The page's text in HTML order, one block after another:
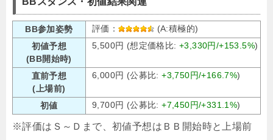
BB参加姿勢 評価：
(A:積極的)
初値予想
(BB開始時)
5,500円 (想定価格比: +3,330円/+153.5%)
直前予想
(上場前)
6,000円 (公募比:+3,750円/+166.7%)
初値 9,700円 (公募比:+7,450円/+331.1%)
※評価はＳ～Ｄまで、初値予想はＢＢ開始時と上場前